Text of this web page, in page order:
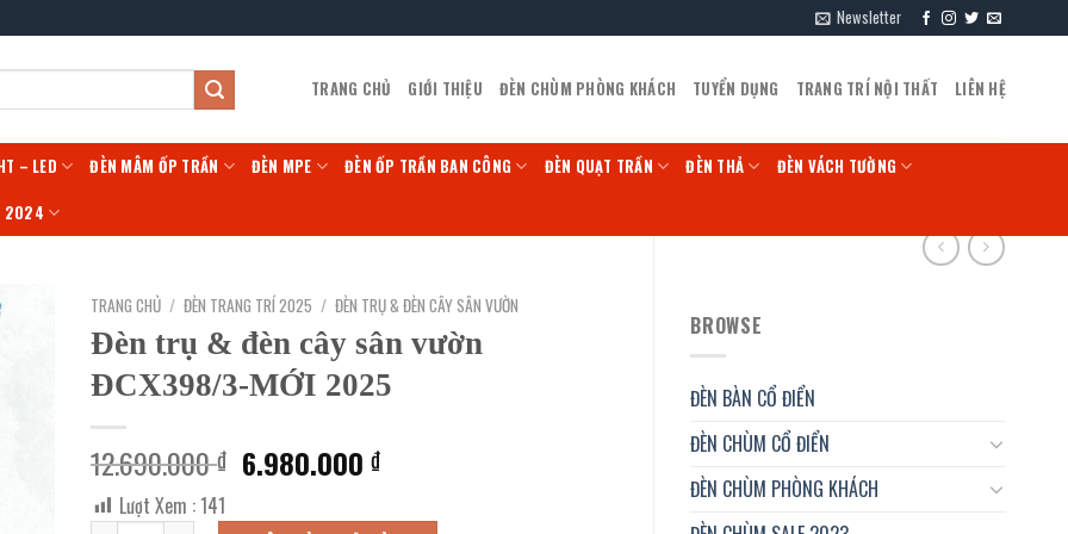
Newsletter
TRANG CHỦ GIỚI THIỆU ĐÈN CHÙM PHÒNG KHÁCH TUYỂN DỤNG TRANG TRÍ NỘI THẤT LIÊN HỆ
– LED ĐÈN MÂM ỐP TRẦN ĐÈN MPE ĐÈN ỐP TRẦN BAN CÔNG ĐÈN QUẠT TRẦN ĐÈN THẢ ĐÈN VÁCH TƯỜNG
2024
BROWSE
ĐÈN BÀN CỔ ĐIỂN
ĐÈN CHÙM CỔ ĐIỂN
ĐÈN CHÙM PHÒNG KHÁCH
TRANG CHỦ / ĐÈN TRANG TRÍ 2025 / ĐÈN TRỤ & ĐÈN CÂY SÂN VƯỜN
Đèn trụ & đèn cây sân vườn
ĐCX398/3-MỚI 2025
12.690.000₫ Giá
gốc
là:
6.980.000₫Giá
tại
Lượt Xem :141